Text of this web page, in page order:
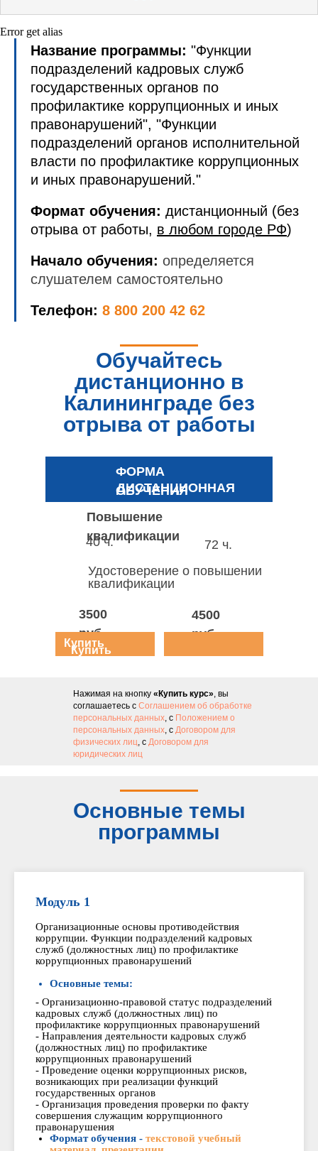
Error get alias
Название программы: "Функции
подразделений кадровых служб
государственных органов по
профилактике коррупционных и иных
правонарушений", "Функции
подразделений органов исполнительной
власти по профилактике коррупционных
и иных правонарушений."
Формат обучения: дистанционный (без
отрыва от работы, в любом городе РФ)
Начало обучения: определяется
слушателем самостоятельно
Телефон: 8 800 200 42 62
Обучайтесь
дистанционно в
Калининграде без
отрыва от работы
ФОРМА
ОБУЧЕНИЯ
ДИСТАНЦИОННАЯ
Повышение
квалификации
40 ч.
3500
руб.
Удостоверение о повышении
квалификации
72 ч.
4500
руб.
Купить
курс
Купить
Нажимая на кнопку «Купить курс», вы
соглашаетесь с Соглашением об обработке
персональных данных, с Положением о
персональных данных, с Договором для
физических лиц, с Договором для
юридических лиц
Основные темы
программы
Модуль 1
Организационные основы противодействия
коррупции. Функции подразделений кадровых
служб (должностных лиц) по профилактике
коррупционных правонарушений
Основные темы:
- Организационно-правовой статус подразделений
кадровых служб (должностных лиц) по
профилактике коррупционных правонарушений
- Направления деятельности кадровых служб
(должностных лиц) по профилактике
коррупционных правонарушений
- Проведение оценки коррупционных рисков,
возникающих при реализации функций
государственных органов
- Организация проведения проверки по факту
совершения служащим коррупционного
правонарушения
Формат обучения - текстовой учебный